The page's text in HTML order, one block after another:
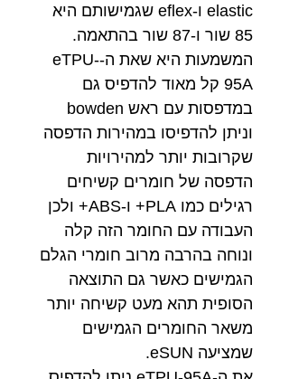
elastic ו-eflex שגמישותם היא
85 שור ו-87 שור בהתאמה.
המשמעות היא שאת ה-eTPU-
95A קל מאוד להדפיס גם
במדפסות עם ראש bowden
וניתן להדפיסו במהירות הדפסה
שקרובות יותר למהירויות
הדפסה של חומרים קשיחים
רגילים כמו PLA+ ו-ABS+ ולכן
העבודה עם החומר הזה קלה
ונוחה בהרבה מרוב חומרי הגלם
הגמישים כאשר גם התוצאה
הסופית תהא מעט קשיחה יותר
משאר החומרים הגמישים
שמציעה eSUN.